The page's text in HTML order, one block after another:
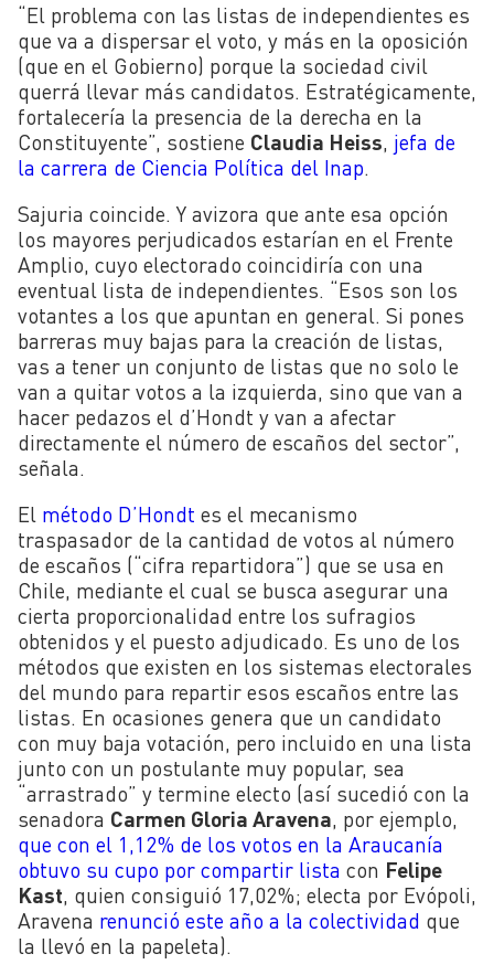
“El problema con las listas de independientes es
que va a dispersar el voto, y más en la oposición
(que en el Gobierno) porque la sociedad civil
querrá llevar más candidatos. Estratégicamente,
fortalecería la presencia de la derecha en la
Constituyente”, sostiene Claudia Heiss, jefa de
la carrera de Ciencia Política del Inap.
Sajuria coincide. Y avizora que ante esa opción
los mayores perjudicados estarían en el Frente
Amplio, cuyo electorado coincidiría con una
eventual lista de independientes. “Esos son los
votantes a los que apuntan en general. Si pones
barreras muy bajas para la creación de listas,
vas a tener un conjunto de listas que no solo le
van a quitar votos a la izquierda, sino que van a
hacer pedazos el d’Hondt y van a afectar
directamente el número de escaños del sector”,
señala.
El método D’Hondt es el mecanismo
traspasador de la cantidad de votos al número
de escaños (“cifra repartidora”) que se usa en
Chile, mediante el cual se busca asegurar una
cierta proporcionalidad entre los sufragios
obtenidos y el puesto adjudicado. Es uno de los
métodos que existen en los sistemas electorales
del mundo para repartir esos escaños entre las
listas. En ocasiones genera que un candidato
con muy baja votación, pero incluido en una lista
junto con un postulante muy popular, sea
“arrastrado” y termine electo (así sucedió con la
senadora Carmen Gloria Aravena, por ejemplo,
que con el 1,12% de los votos en la Araucanía
obtuvo su cupo por compartir lista con Felipe
Kast, quien consiguió 17,02%; electa por Evópoli,
Aravena renunció este año a la colectividad que
la llevó en la papeleta).